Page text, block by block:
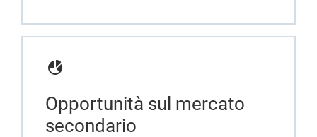
Opportunità sul mercato
secondario